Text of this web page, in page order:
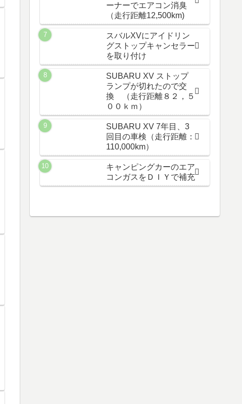
ーナーでエアコン消臭
（走行距離12,500km)
スバルXVにアイドリン
グストップキャンセラー
を取り付け
SUBARU XV ストップ
ランプが切れたので交
換 （走行距離８２，５
００ｋｍ）
SUBARU XV 7年目、3
回目の車検（走行距離：
110,000km）
キャンピングカーのエア
コンガスをＤＩＹで補充